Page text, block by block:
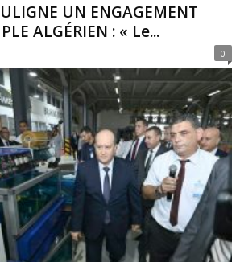
UN ENGAGEMENT
ALGÉRIEN : « Le...
0